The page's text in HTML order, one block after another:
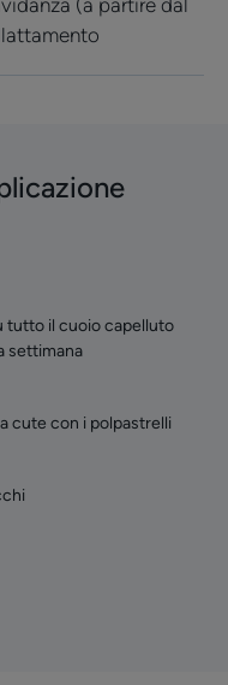
tutto il cuoio capelluto
settimana
cute con i polpastrelli